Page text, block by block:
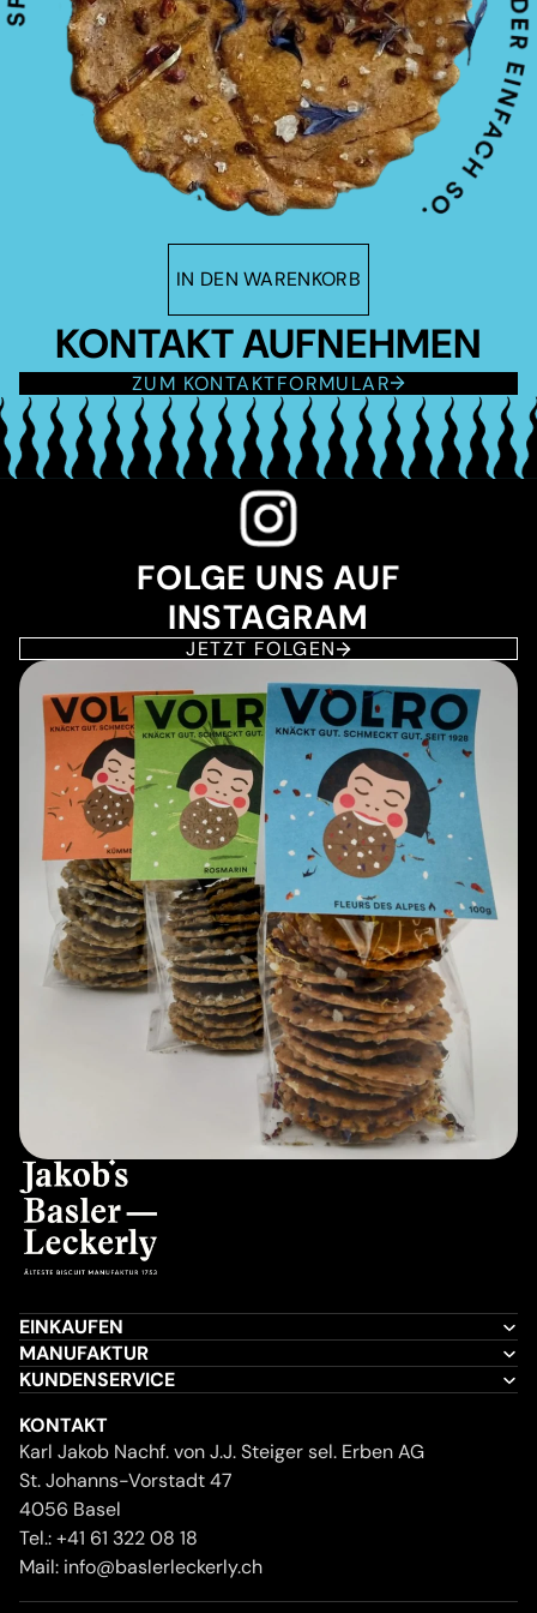
IN DEN WARENKORB
KONTAKT AUFNEHMEN
ZUM KONTAKTFORMULAR
FOLGE UNS AUF
INSTAGRAM
JETZT FOLGEN
EINKAUFEN
MANUFAKTUR
KUNDENSERVICE
KONTAKT
Karl Jakob Nachf. von J.J. Steiger sel. Erben AG
St. Johanns-Vorstadt 47
4056 Basel
Tel.:+41 61 322 08 18
Mail: info@baslerleckerly.ch